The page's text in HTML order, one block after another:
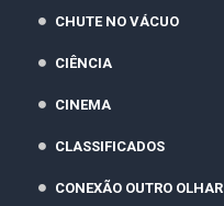
CHUTE NO VÁCUO
CIÊNCIA
CINEMA
CLASSIFICADOS
CONEXÃO OUTRO OLHAR